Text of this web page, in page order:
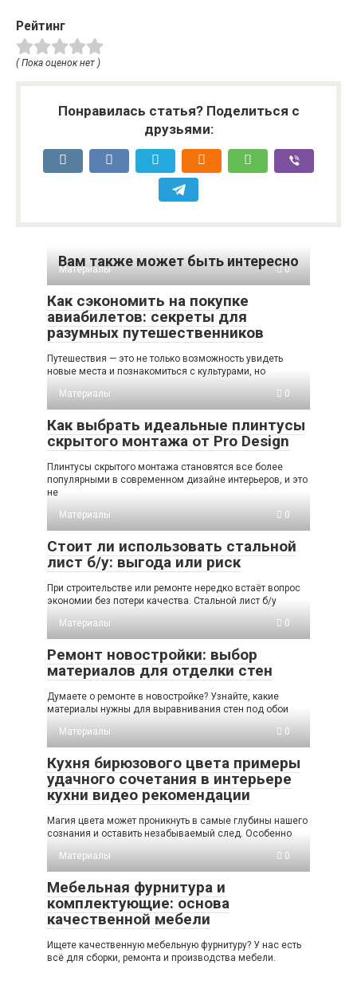
Рейтинг
( Пока оценок нет )
Понравилась статья? Поделиться с
друзьями:
Вам также может быть интересно
Материалы 0
Как сэкономить на покупке
авиабилетов: секреты для
разумных путешественников
Путешествия — это не только возможность увидеть
новые места и познакомиться с культурами, но
Материалы
0
Как выбрать идеальные плинтусы
скрытого монтажа от Pro Design
Плинтусы скрытого монтажа становятся все более
популярными в современном дизайне интерьеров, и это
не
Материалы
0
Стоит ли использовать стальной
лист б/у: выгода или риск
При строительстве или ремонте нередко встаёт вопрос
экономии без потери качества. Стальной лист б/у
Материалы
0
Ремонт новостройки: выбор
материалов для отделки стен
Думаете о ремонте в новостройке? Узнайте, какие
материалы нужны для выравнивания стен под обои
Материалы
0
Кухня бирюзового цвета примеры
удачного сочетания в интерьере
кухни видео рекомендации
Магия цвета может проникнуть в самые глубины нашего
сознания и оставить незабываемый след. Особенно
Материалы
0
Мебельная фурнитура и
комплектующие: основа
качественной мебели
Ищете качественную мебельную фурнитуру? У нас есть
всё для сборки, ремонта и производства мебели.